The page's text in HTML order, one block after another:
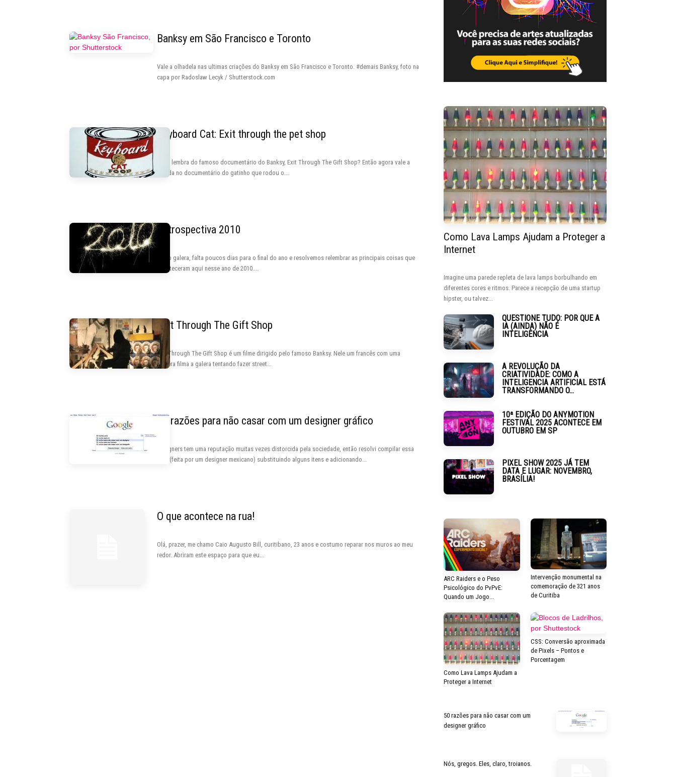
Banksy em São Francisco e Toronto
Vale a olhadela nas ultimas criações do Banksy em São Francisco e Toronto. #demais Banksy, foto na
capa por Radoslaw Lecyk / Shutterstock.com
Keyboard Cat: Exit through the pet shop
Você lembra do famoso documentário do Banksy, Exit Through The Gift Shop? Então agora vale a
olhada no documentário do gatinho que rodou o...
Retrospectiva 2010
Então galera, falta poucos dias para o final do ano e resolvemos relembrar as principais coisas que
aconteceram aqui nesse ano de 2010....
Exit Through The Gift Shop
Exit Through The Gift Shop é um filme dirigido pelo famoso Banksy. Nele um francês com uma
camera filma a galera tentando fazer street...
50 razões para não casar com um designer gráfico
Designers tem uma reputação muitas vezes distorcida pela sociedade, então resolvi compilar essa
lista (feita por um designer mexicano) substituindo alguns itens e adicionando...
O que acontece na rua!
Olá, prazer, me chamo Caio Augusto Bill, curitibano, 23 anos e costumo reparar nos muros ao meu
redor. Abriram este espaço para que eu...
Como Lava Lamps Ajudam a Proteger a
Internet
Imagine uma parede repleta de lava lamps borbulhando em
diferentes cores e ritmos. Parece a recepção de uma startup
hipster, ou talvez...
QUESTIONE TUDO: POR QUE A
IA (AINDA) NÃO É
INTELIGÊNCIA
A REVOLUÇÃO DA
CRIATIVIDADE: COMO A
INTELIGENCIA ARTIFICIAL ESTÁ
TRANSFORMANDO O...
10ª EDIÇÃO DO ANYMOTION
FESTIVAL 2025 ACONTECE EM
OUTUBRO EM SP
PIXEL SHOW 2025 JÁ TEM
DATA E LUGAR: NOVEMBRO,
BRASÍLIA!
ARC Raiders e o Peso
Psicológico do PvPvE:
Quando um Jogo...
Intervenção monumental na
comemoração de 321 anos
de Curitiba
Como Lava Lamps Ajudam a
Proteger a Internet
CSS: Conversão aproximada
de Pixels – Pontos e
Porcentagem
50 razões para não casar com um
designer gráfico
Nós, gregos. Eles, claro, troianos.